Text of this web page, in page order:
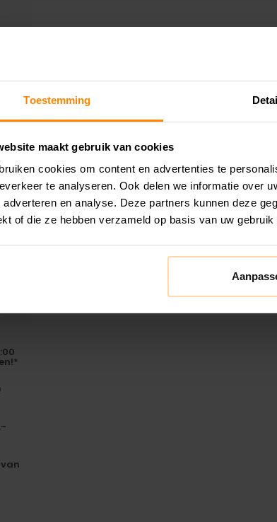
Toestemming
maakt gebruik van cookies
cookies om content en advertenties te
te analyseren. Ook delen we informatie over
adverteren en analyse. Deze partners kunnen deze
of die ze hebben verzameld op basis van uw